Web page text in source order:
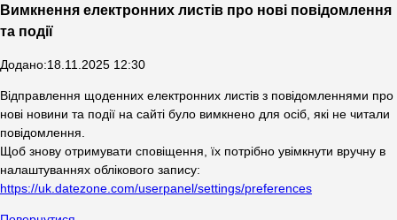
Вимкнення електронних листів про нові повідомлення
та події
Додано:18.11.2025 12:30
Відправлення щоденних електронних листів з повідомленнями про
нові новини та події на сайті було вимкнено для осіб, які не читали
повідомлення.
Щоб знову отримувати сповіщення, їх потрібно увімкнути вручну в
налаштуваннях облікового запису:
https://uk.datezone.com/userpanel/settings/preferences